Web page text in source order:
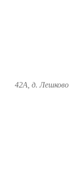
42А, д. Лешково